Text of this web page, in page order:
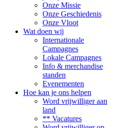
Onze Missie
Onze Geschiedenis
Onze Vloot
Wat doen wij
Internationale
Campagnes
Lokale Campagnes
Info & merchandise
standen
Evenementen
Hoe kan je ons helpen
Word vrijwilliger aan
land
** Vacatures